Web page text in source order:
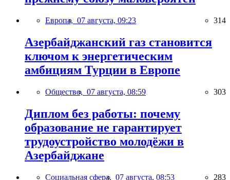
Европа, 07 августа, 09:23 314
Азербайджанский газ становится
ключом к энергетическим
амбициям Турции в Европе
Общество, 07 августа, 08:59 303
Диплом без работы: почему
образование не гарантирует
трудоустройство молодёжи в
Азербайджане
Социальная сфера, 07 августа, 08:53 283